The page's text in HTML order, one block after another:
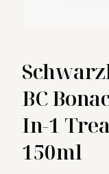
BC
In-1
150ml